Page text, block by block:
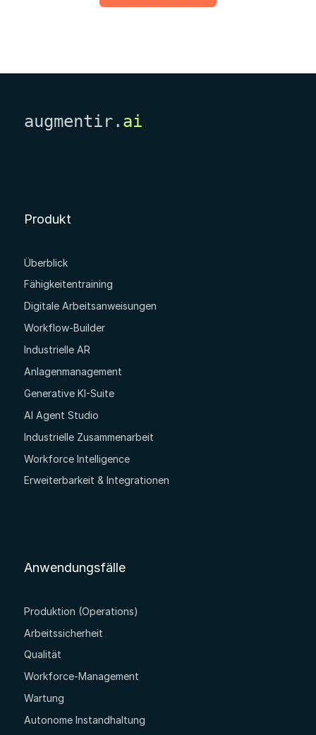
augmentir. ai
Produkt
Überblick
Fähigkeitentraining
Digitale Arbeitsanweisungen
Workflow-Builder
Industrielle AR
Anlagenmanagement
Generative KI-Suite
AI Agent Studio
Industrielle Zusammenarbeit
Workforce Intelligence
Erweiterbarkeit & Integrationen
Anwendungsfälle
Produktion (Operations)
Arbeitssicherheit
Qualität
Workforce-Management
Wartung
Autonome Instandhaltung